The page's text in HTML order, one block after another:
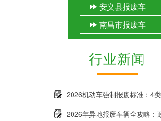
安义县报废车
南昌市报废车
行业新闻
2026机动车强制报废标准：4
情形+例外规定全解析
2026年异地报废车辆全攻略：